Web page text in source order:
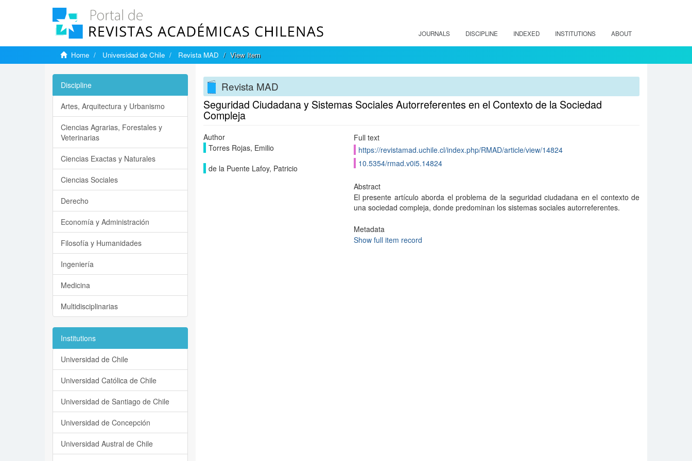
JOURNALS DISCIPLINE INDEXED INSTITUTIONS ABOUT
Home Universidad de Chile Revista MAD View Item
Revista MAD
Seguridad Ciudadana y Sistemas Sociales Autorreferentes en el Contexto de la Sociedad
Compleja
Author
Torres Rojas, Emilio
de la Puente Lafoy, Patricio
Full text
https://revistamad.uchile.cl/index.php/RMAD/article/view/14824
10.5354/rmad.v0i5.14824
Abstract
El presente artículo aborda el problema de la seguridad ciudadana en el contexto de
una sociedad compleja, donde predominan los sistemas sociales autorreferentes.
Metadata
Show full item record
Discipline
Artes, Arquitectura y Urbanismo
Ciencias Agrarias, Forestales y
Veterinarias
Ciencias Exactas y Naturales
Ciencias Sociales
Derecho
Economía y Administración
Filosofía y Humanidades
Ingeniería
Medicina
Multidisciplinarias
Institutions
Universidad de Chile
Universidad Católica de Chile
Universidad de Santiago de Chile
Universidad de Concepción
Universidad Austral de Chile